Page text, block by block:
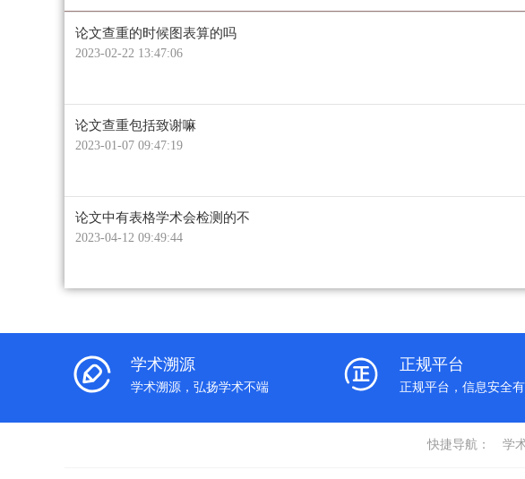
论文查重的时候图表算的吗
2023-02-22 13:47:06
论文查重包括致谢嘛
2023-01-07 09:47:19
论文中有表格学术会检测的不
2023-04-12 09:49:44
学术溯源
学术溯源，弘扬学术不端
正规平台
正规平台，信息安全
快捷导航： 学